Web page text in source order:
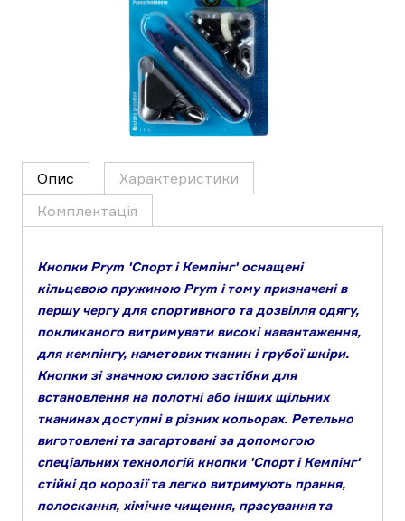
Опис
Характеристики
Комплектація
Кнопки Prym 'Спорт і Кемпінг' оснащені
кільцевою пружиною Prym і тому призначені в
першу чергу для спортивного та дозвілля одягу,
покликаного витримувати високі навантаження,
для кемпінгу, наметових тканин і грубої шкіри.
Кнопки зі значною силою застібки для
встановлення на полотні або інших щільних
тканинах доступні в різних кольорах. Ретельно
виготовлені та загартовані за допомогою
спеціальних технологій кнопки 'Спорт і Кемпінг'
стійкі до корозії та легко витримують прання,
полоскання, хімічне чищення, прасування та